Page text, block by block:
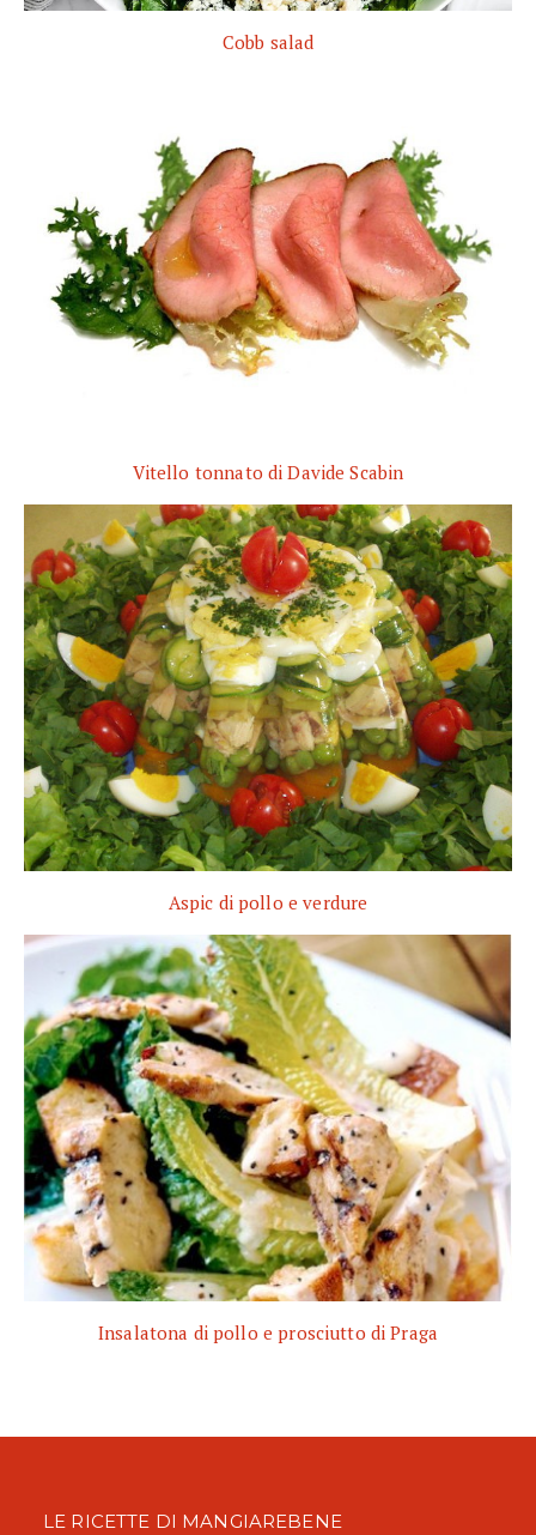
Cobb salad
Vitello tonnato di Davide Scabin
Aspic di pollo e verdure
Insalatona di pollo e prosciutto di Praga
LE RICETTE DI MANGIAREBENE